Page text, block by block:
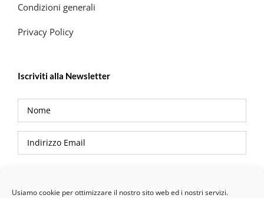
Usiamo cookie per ottimizzare il nostro sito web ed i nostri servizi.
Condizioni generali
Privacy Policy
Iscriviti alla Newsletter